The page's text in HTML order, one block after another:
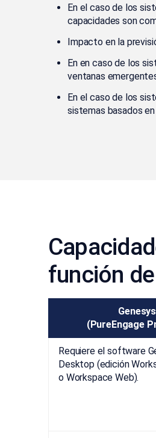
En el caso de los
capacidades son
Impacto en la
En en caso de los
ventanas
En el caso de los
sistemas basados
función
Genesys
(PureEngage
Requiere el software
Desktop (edición
o Workspace Web).